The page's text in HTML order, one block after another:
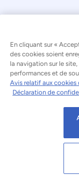
© 2026
Déclaration
Déclaration
En cliquant sur «
des cookies soient
la navigation sur le
performances et de
Avis relatif aux cookies
Déclaration de